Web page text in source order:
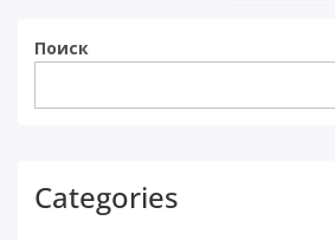
Поиск
Categories